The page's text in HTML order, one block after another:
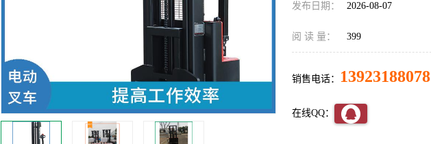
发布日期： 2026-08-07
阅 读 量： 399
销售电话： 13923188078
在线QQ：